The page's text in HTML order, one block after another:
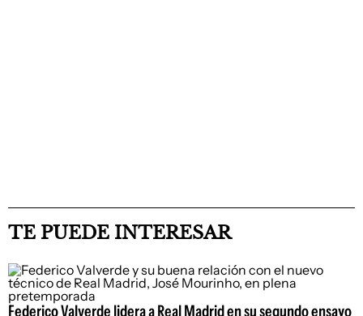
TE PUEDE INTERESAR
Federico Valverde lidera a Real Madrid en su segundo ensayo